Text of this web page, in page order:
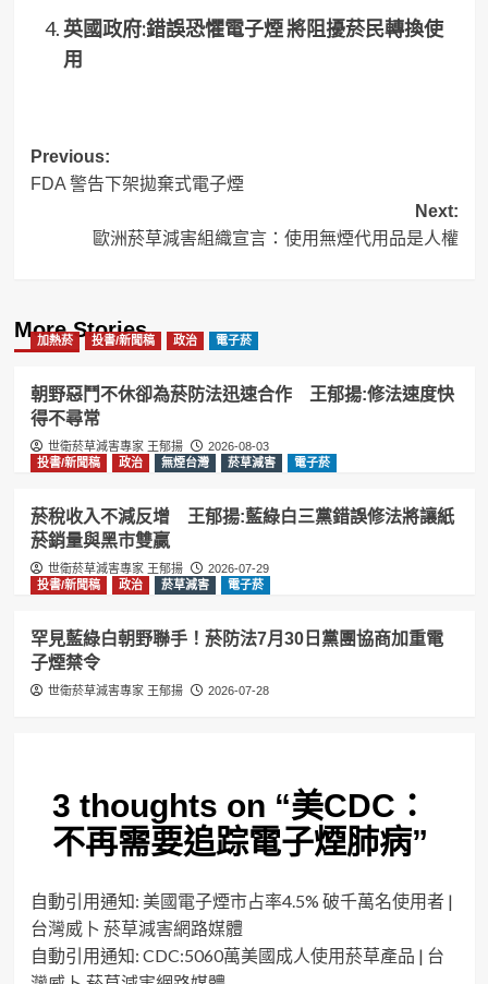
英國政府:錯誤恐懼電子煙 將阻擾菸民轉換使
用
Post
navigation
Previous:
FDA 警告下架拋棄式電子煙
Next:
歐洲菸草減害組織宣言：使用無煙代用品是人權
More Stories
加熱菸 投書/新聞稿 政治 電子菸
朝野惡鬥不休卻為菸防法迅速合作 王郁揚:修法速度快
得不尋常
世衛菸草減害專家 王郁揚
2026-08-03
投書/新聞稿
政治 無煙台灣 菸草減害 電子菸
菸稅收入不減反增 王郁揚:藍綠白三黨錯誤修法將讓紙
菸銷量與黑市雙贏
世衛菸草減害專家 王郁揚
2026-07-29
投書/新聞稿
政治 菸草減害 電子菸
罕見藍綠白朝野聯手！菸防法7月30日黨團協商加重電
子煙禁令
世衛菸草減害專家 王郁揚 2026-07-28
3 thoughts on “美CDC：
不再需要追踪電子煙肺病”
自動引用通知: 美國電子煙市占率4.5% 破千萬名使用者 |
台灣威卜 菸草減害網路媒體
自動引用通知: CDC:5060萬美國成人使用菸草產品 | 台